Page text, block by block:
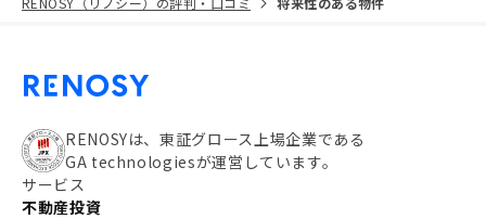
RENOSYは、東証グロース上場企業である
GA technologiesが運営しています。
サービス
不動産投資